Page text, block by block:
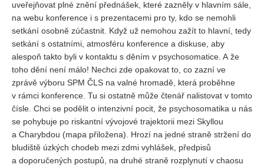
Vydání 3-2017
Vydání 2-2017
Vydání 1-2017
Vydání 4-2016
Archiv
EDITOŘI
BLOG
uveřejňovat plné znění přednášek, které zazněly v hlavním sále,
na webu konference i s prezentacemi pro ty, kdo se nemohli
setkání osobně zúčastnit. Když už nemohou zažít to hlavní, tedy
setkání s ostatními, atmosféru konference a diskuse, aby
alespoň takto byli v kontaktu s děním v psychosomatice. A že
toho dění není málo! Nechci zde opakovat to, co zazní ve
zprávě výboru SPM ČLS na valné hromadě, která proběhne
v rámci konference. Tu si ostatně může čtenář nalistovat v tomto
čísle. Chci se podělit o intenzivní pocit, že psychosomatika u nás
se pohybuje po riskantní vývojové trajektorii mezi Skyllou
a Charybdou (mapa přiložena). Hrozí na jedné straně stržení do
bludiště úzkých chodeb mezi zdmi vyhlášek, předpisů
a doporučených postupů, na druhé straně rozplynutí v chaosu